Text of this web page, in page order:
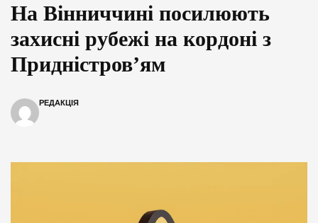
На Вінниччині посилюють
захисні рубежі на кордоні з
Придністров’ям
РЕДАКЦІЯ